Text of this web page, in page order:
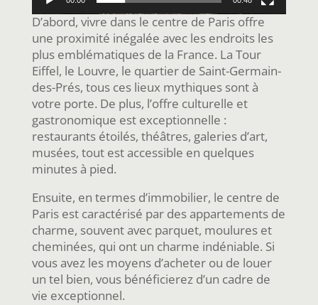
D’abord, vivre dans le centre de Paris offre
une proximité inégalée avec les endroits les
plus emblématiques de la France. La Tour
Eiffel, le Louvre, le quartier de Saint-Germain-
des-Prés, tous ces lieux mythiques sont à
votre porte. De plus, l’offre culturelle et
gastronomique est exceptionnelle :
restaurants étoilés, théâtres, galeries d’art,
musées, tout est accessible en quelques
minutes à pied.
Ensuite, en termes d’immobilier, le centre de
Paris est caractérisé par des appartements de
charme, souvent avec parquet, moulures et
cheminées, qui ont un charme indéniable. Si
vous avez les moyens d’acheter ou de louer
un tel bien, vous bénéficierez d’un cadre de
vie exceptionnel.